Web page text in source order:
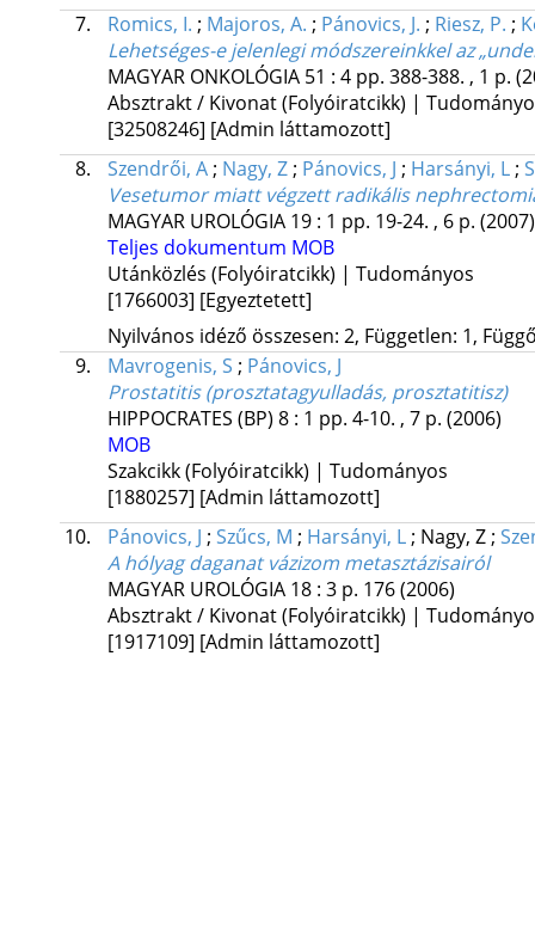
7.
Romics, I. ; Majoros, A. ; Pánovics, J. ; Riesz, P. ;
Lehetséges-e jelenlegi módszereinkkel az
MAGYAR ONKOLÓGIA 51 : 4 pp. 388-388. , 1 p.
Absztrakt / Kivonat (Folyóiratcikk) |
[32508246] [Admin láttamozott]
8.
Szendrői, A; Nagy, Z; Pánovics, J ; Harsányi, L;
Vesetumor miatt végzett radikális
MAGYAR UROLÓGIA 19: 1 pp. 19-24. , 6 p. (2007)
Teljes dokumentum MOB
Utánközlés (Folyóiratcikk) | Tudományos
[1766003] [Egyeztetett]
Nyilvános idéző összesen: 2, Független: 1,
9.
Mavrogenis, S ; Pánovics, J
Prostatitis (prosztatagyulladás, prosztatitisz)
HIPPOCRATES (BP) 8: 1 pp. 4-10. , 7 p. (2006)
MOB
Szakcikk (Folyóiratcikk) | Tudományos
[1880257] [Admin láttamozott]
10.
Pánovics, J ; Szűcs, M ; Harsányi, L; Nagy, Z;
A hólyag daganat vázizom metasztázisairól
MAGYAR UROLÓGIA 18: 3 p. 176(2006)
Absztrakt / Kivonat (Folyóiratcikk) |
[1917109] [Admin láttamozott]